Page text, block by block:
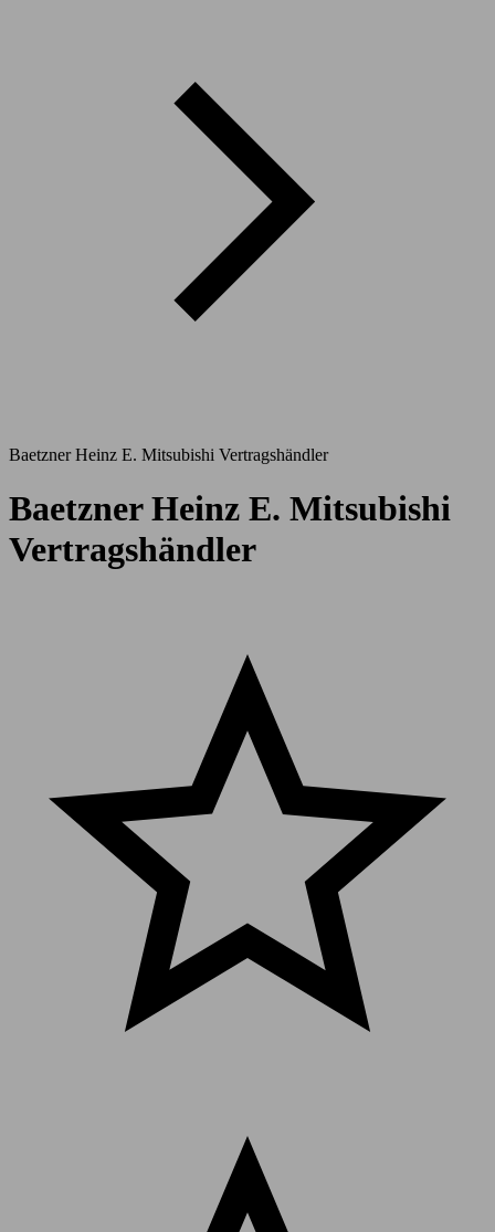
Baetzner Heinz E. Mitsubishi Vertragshändler
Baetzner Heinz E. Mitsubishi
Vertragshändler